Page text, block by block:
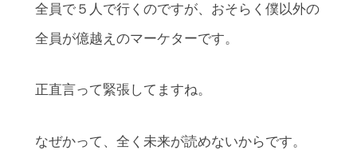
全員で５人で行くのですが、おそらく僕以外の
全員が億越えのマーケターです。
正直言って緊張してますね。
なぜかって、全く未来が読めないからです。